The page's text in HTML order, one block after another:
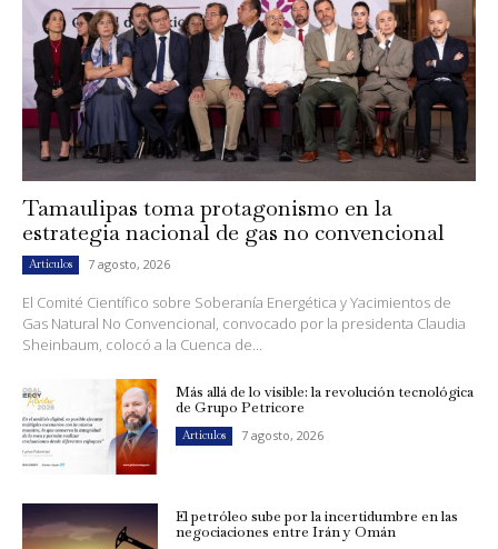
Tamaulipas toma protagonismo en la
estrategia nacional de gas no convencional
Artículos 7 agosto, 2026
El Comité Científico sobre Soberanía Energética y Yacimientos de
Gas Natural No Convencional, convocado por la presidenta Claudia
Sheinbaum, colocó a la Cuenca de...
Más allá de lo visible: la revolución tecnológica
de Grupo Petricore
Artículos 7 agosto, 2026
El petróleo sube por la incertidumbre en las
negociaciones entre Irán y Omán